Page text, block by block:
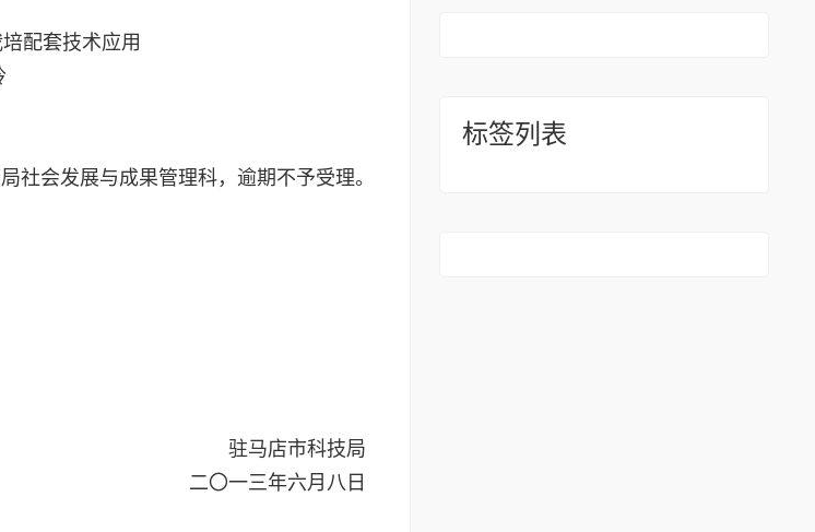
配套技术应用
社会发展与成果管理科，逾期不予受理。
驻马店市科技局
二〇一三年六月八日
标签列表